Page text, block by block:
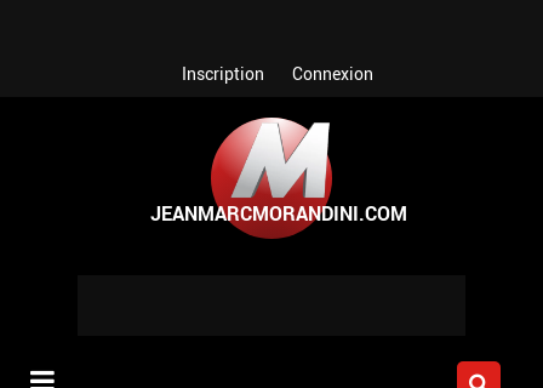
Inscription Connexion